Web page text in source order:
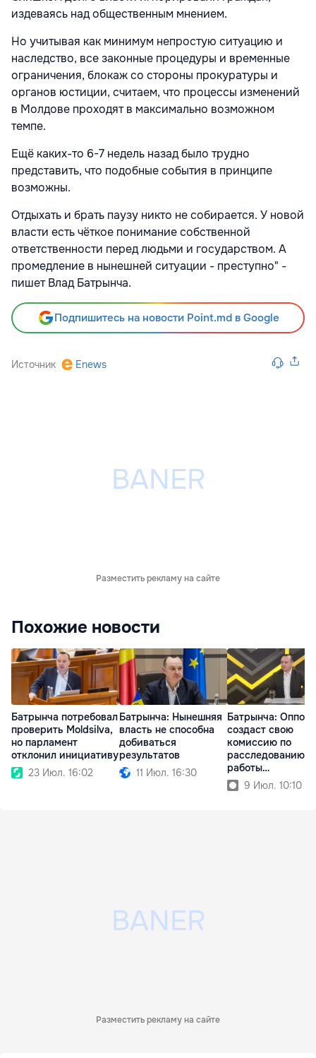
издеваясь над общественным мнением.
Но учитывая как минимум непростую ситуацию и
наследство, все законные процедуры и временные
ограничения, блокаж со стороны прокуратуры и
органов юстиции, считаем, что процессы изменений
в Молдове проходят в максимально возможном
темпе.
Ещё каких-то 6-7 недель назад было трудно
представить, что подобные события в принципе
возможны.
Отдыхать и брать паузу никто не собирается. У новой
власти есть чёткое понимание собственной
ответственности перед людьми и государством. А
промедление в нынешней ситуации - преступно" -
пишет Влад Батрынча.
Подпишитесь на новости Point.md в Google
Источник Enews
Разместить рекламу на сайте
Похожие новости
Батрынча потребовал
проверить Moldsilva,
но парламент
отклонил инициативу
23 Июл. 16:02
Батрынча: Нынешняя
власть не способна
добиваться
результатов
11 Июл. 16:30
Батрынча:
создаст свою
комиссию по
расследованию
работы
госпредприятий
9 Июл. 10:10
Разместить рекламу на сайте